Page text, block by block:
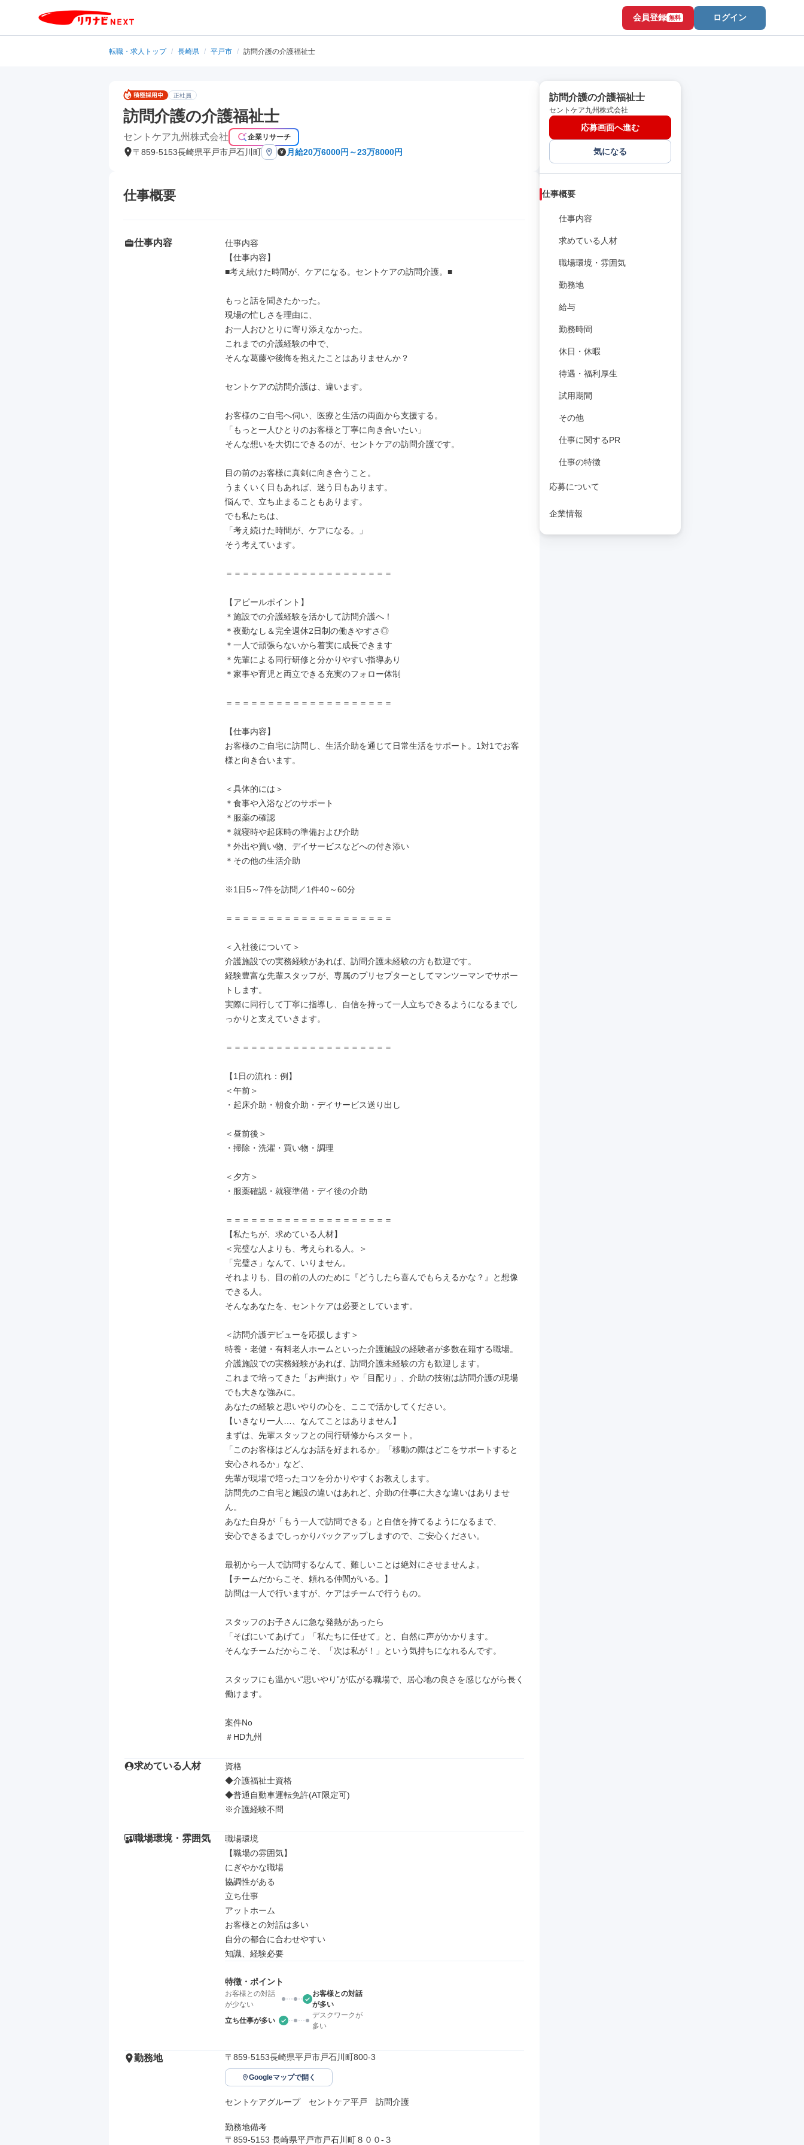
会員登録 無料 ログイン
転職・求人トップ / 長崎県 / 平戸市 / 訪問介護の介護福祉士
正社員
訪問介護の介護福祉士
セントケア九州株式会社 企業リサーチ
〒859-5153長崎県平戸市戸石川町 月給20万6000円～23万8000円
仕事概要
仕事内容
仕事内容
【仕事内容】
■考え続けた時間が、ケアになる。セントケアの訪問介護。■
もっと話を聞きたかった。
現場の忙しさを理由に、
お一人おひとりに寄り添えなかった。
これまでの介護経験の中で、
そんな葛藤や後悔を抱えたことはありませんか？
セントケアの訪問介護は、違います。
お客様のご自宅へ伺い、医療と生活の両面から支援する。
「もっと一人ひとりのお客様と丁寧に向き合いたい」
そんな想いを大切にできるのが、セントケアの訪問介護です。
目の前のお客様に真剣に向き合うこと。
うまくいく日もあれば、迷う日もあります。
悩んで、立ち止まることもあります。
でも私たちは、
「考え続けた時間が、ケアになる。」
そう考えています。
＝＝＝＝＝＝＝＝＝＝＝＝＝＝＝＝＝＝＝＝
【アピールポイント】
＊施設での介護経験を活かして訪問介護へ！
＊夜勤なし＆完全週休2日制の働きやすさ◎
＊一人で頑張らないから着実に成長できます
＊先輩による同行研修と分かりやすい指導あり
＊家事や育児と両立できる充実のフォロー体制
＝＝＝＝＝＝＝＝＝＝＝＝＝＝＝＝＝＝＝＝
【仕事内容】
お客様のご自宅に訪問し、生活介助を通じて日常生活をサポート。1対1でお客
様と向き合います。
＜具体的には＞
＊食事や入浴などのサポート
＊服薬の確認
＊就寝時や起床時の準備および介助
＊外出や買い物、デイサービスなどへの付き添い
＊その他の生活介助
※1日5～7件を訪問／1件40～60分
＝＝＝＝＝＝＝＝＝＝＝＝＝＝＝＝＝＝＝＝
＜入社後について＞
介護施設での実務経験があれば、訪問介護未経験の方も歓迎です。
経験豊富な先輩スタッフが、専属のプリセプターとしてマンツーマンでサポー
トします。
実際に同行して丁寧に指導し、自信を持って一人立ちできるようになるまでし
っかりと支えていきます。
＝＝＝＝＝＝＝＝＝＝＝＝＝＝＝＝＝＝＝＝
【1日の流れ：例】
＜午前＞
・起床介助・朝食介助・デイサービス送り出し
＜昼前後＞
・掃除・洗濯・買い物・調理
＜夕方＞
・服薬確認・就寝準備・デイ後の介助
＝＝＝＝＝＝＝＝＝＝＝＝＝＝＝＝＝＝＝＝
【私たちが、求めている人材】
＜完璧な人よりも、考えられる人。＞
「完璧さ」なんて、いりません。
それよりも、目の前の人のために『どうしたら喜んでもらえるかな？』と想像
できる人。
そんなあなたを、セントケアは必要としています。
＜訪問介護デビューを応援します＞
特養・老健・有料老人ホームといった介護施設の経験者が多数在籍する職場。
介護施設での実務経験があれば、訪問介護未経験の方も歓迎します。
これまで培ってきた「お声掛け」や「目配り」、介助の技術は訪問介護の現場
でも大きな強みに。
あなたの経験と思いやりの心を、ここで活かしてください。
【いきなり一人…、なんてことはありません】
まずは、先輩スタッフとの同行研修からスタート。
「このお客様はどんなお話を好まれるか」「移動の際はどこをサポートすると
安心されるか」など、
先輩が現場で培ったコツを分かりやすくお教えします。
訪問先のご自宅と施設の違いはあれど、介助の仕事に大きな違いはありませ
ん。
あなた自身が「もう一人で訪問できる」と自信を持てるようになるまで、
安心できるまでしっかりバックアップしますので、ご安心ください。
最初から一人で訪問するなんて、難しいことは絶対にさせませんよ。
【チームだからこそ、頼れる仲間がいる。】
訪問は一人で行いますが、ケアはチームで行うもの。
スタッフのお子さんに急な発熱があったら
「そばにいてあげて」「私たちに任せて」と、自然に声がかかります。
そんなチームだからこそ、「次は私が！」という気持ちになれるんです。
スタッフにも温かい“思いやり”が広がる職場で、居心地の良さを感じながら長く
働けます。
案件No
＃HD九州
求めている人材
資格
◆介護福祉士資格
◆普通自動車運転免許(AT限定可)
※介護経験不問
職場環境・雰囲気
職場環境
【職場の雰囲気】
にぎやかな職場
協調性がある
立ち仕事
アットホーム
お客様との対話は多い
自分の都合に合わせやすい
知識、経験必要
特徴・ポイント
お客様との対話
が少ない
お客様との対話
が多い
立ち仕事が多い
デスクワークが
多い
勤務地 〒859-5153長崎県平戸市戸石川町800‐3
Googleマップで開く
セントケアグループ　セントケア平戸　訪問介護
勤務地備考
〒859-5153 長崎県平戸市戸石川町８００‐３
訪問介護の介護福祉士
セントケア九州株式会社
応募画面へ進む
気になる
仕事概要
仕事内容
求めている人材
職場環境・雰囲気
勤務地
給与
勤務時間
休日・休暇
待遇・福利厚生
試用期間
その他
仕事に関するPR
仕事の特徴
応募について
企業情報